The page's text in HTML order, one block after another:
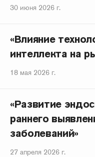
30 июня 2026 г.
«Влияние
интеллекта на
18 мая 2026 г.
«Развитие
раннего
заболеваний»
27 апреля 2026 г.